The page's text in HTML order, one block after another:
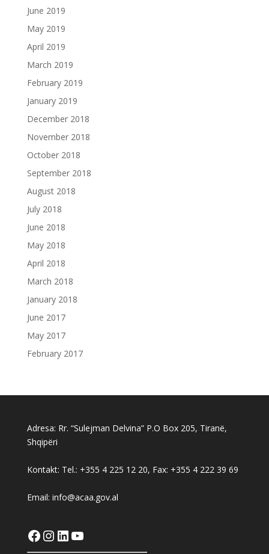
June 2019
May 2019
April 2019
March 2019
February 2019
January 2019
December 2018
November 2018
October 2018
September 2018
August 2018
July 2018
June 2018
May 2018
April 2018
March 2018
January 2018
June 2017
May 2017
February 2017
Adresa: Rr. “Sulejman Delvina” P.O Box 205, Tiranë,
Shqipëri
Kontakt: Tel.: +355 4 225 12 20, Fax: +355 4 222 39 69
Email: info@acaa.gov.al
Facebook
Instagram
LinkedIn
YouTube